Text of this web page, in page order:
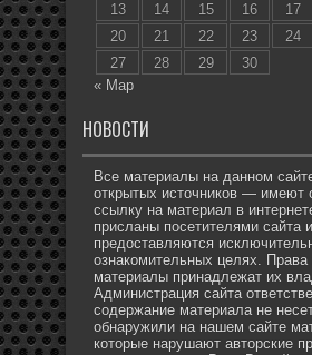
13
14 15 16 17
20
21 22 23 24
27
28 29
30
« Мар
НОВОСТИ
Все материалы на данном
открытых источников — имеют
ссылку на материал в
присланы посетителями сайта и
предоставляются
ознакомительных целях. Права
материалы принадлежат их
Администрация сайта
содержание материала не
обнаружили на нашем сайте
которые нарушают авторские